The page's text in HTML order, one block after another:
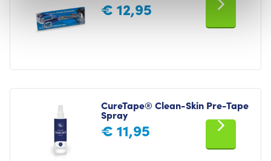
€ 12,95
CureTape® Clean-Skin Pre-Tape
Spray
€ 11,95